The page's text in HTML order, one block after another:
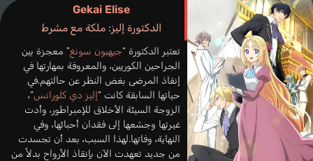
Gekai Elise
الدكتورة إليز: ملكة مع مشرط
تعتبر الدكتورة “جيهيون سونغ” معجزة بين
الجراحين الكوريين، والمعروفة بمهارتها في
إنقاذ المرضى بغض النظر عن حالتهم.في
حياتها السابقة كانت “إليز دي كلورانس“،
الزوجة السيئة الأخلاق للإمبراطور، وأدت
غيرتها وجشعها إلى فقدان أحبائها، وفي
النهاية، وفاتها.لهذا السبب، بعد أن تجسدت
من جديد تعهدت الآن بإنقاذ الأرواح بدلاً من